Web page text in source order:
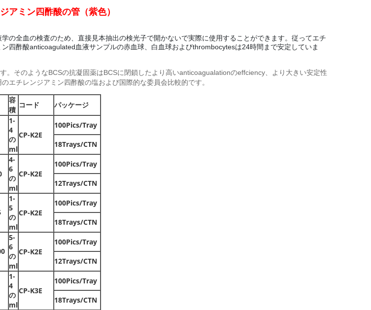
アミン四酢酸の管 （紫色）
の全血の検査のため、直接見本抽出の検光子で開かないで実際に使用することができます。従ってエチ
四酢酸anticoagulated血液サンプルの赤血球、白血球およびthrombocytesは24時間まで安定していま
そのようなBCSの抗凝固薬はBCSに閉鎖したより高いanticoagualationのeffciency、より大きい安定性
チレンジアミン四酢酸の塩および国際的な委員会比較的です。
容
積
コード パッケージ
1-
4
の
ml
CP-K2E
100Pics/Tray
18Trays/CTN
4-
6
の
ml
CP-K2E
100Pics/Tray
12Trays/CTN
1-
5
の
ml
CP-K2E
100Pics/Tray
18Trays/CTN
5-
6
の
ml
CP-K2E
100Pics/Tray
12Trays/CTN
1-
4
の
ml
CP-K3E
100Pics/Tray
18Trays/CTN